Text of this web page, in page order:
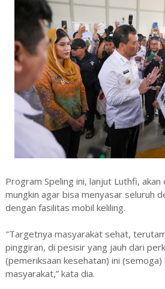
Program Speling ini, lanjut Luthfi, akan
mungkin agar bisa menyasar seluruh
dengan fasilitas mobil keliling.
"Targetnya masyarakat sehat,
pinggiran, di pesisir yang jauh dari
(pemeriksaan kesehatan) ini (semoga)
masyarakat,” kata dia.